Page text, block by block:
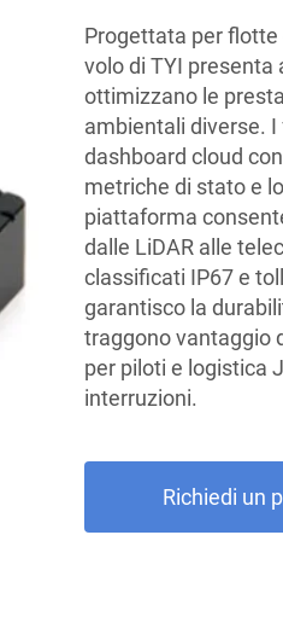
Progettata per flotte
volo di TYI
ottimizzano le
ambientali diverse.
dashboard cloud
metriche di stato e
piattaforma
dalle LiDAR alle
classificati IP67 e
garantisco la
traggono vantaggio
per piloti e logistica
interruzioni.
Richiedi un